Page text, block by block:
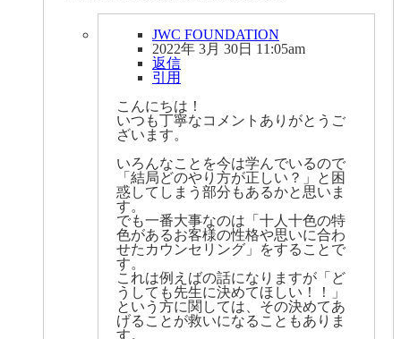
JWC FOUNDATION
2022年 3月 30日 11:05am
返信
引用
こんにちは！
いつも丁寧なコメントありがとうご
ざいます。
いろんなことを今は学んでいるので
「結局どのやり方が正しい？」と困
惑してしまう部分もあるかと思いま
す。
でも一番大事なのは「十人十色の特
色があるお客様の性格や思いに合わ
せたカウンセリング」をすることで
す。
これは例えばの話になりますが「ど
うしても先生に決めてほしい！！」
という方に関しては、その決めてあ
げることが救いになることもありま
す。